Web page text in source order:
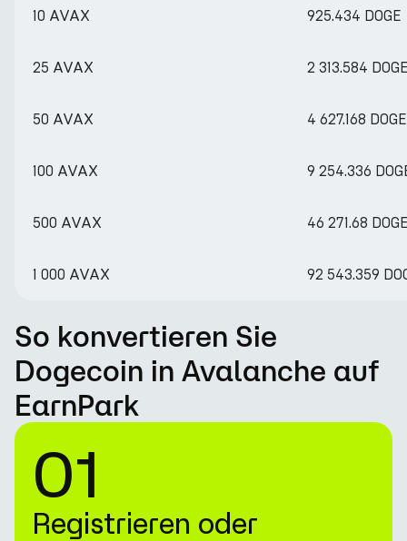
10 AVAX 925.434 DOGE
25 AVAX 2 313.584
50 AVAX 4 627.168 DOGE
100 AVAX 9 254.336
500 AVAX 46 271.68
1 000 AVAX 92 543.359
So konvertieren Sie
Dogecoin in Avalanche auf
EarnPark
01
Registrieren oder